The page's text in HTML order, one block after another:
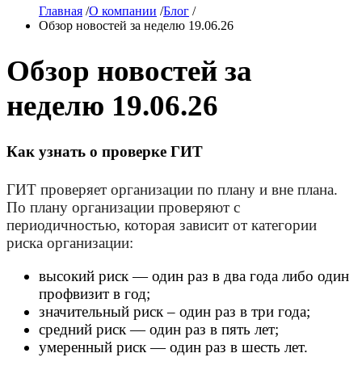
Главная /О компании /Блог /
Обзор новостей за неделю 19.06.26
Обзор новостей за
неделю 19.06.26
Как узнать о проверке ГИТ
ГИТ проверяет организации по плану и вне плана.
По плану организации проверяют с
периодичностью, которая зависит от категории
риска организации:
высокий риск — один раз в два года либо один
профвизит в год;
значительный риск – один раз в три года;
средний риск — один раз в пять лет;
умеренный риск — один раз в шесть лет.